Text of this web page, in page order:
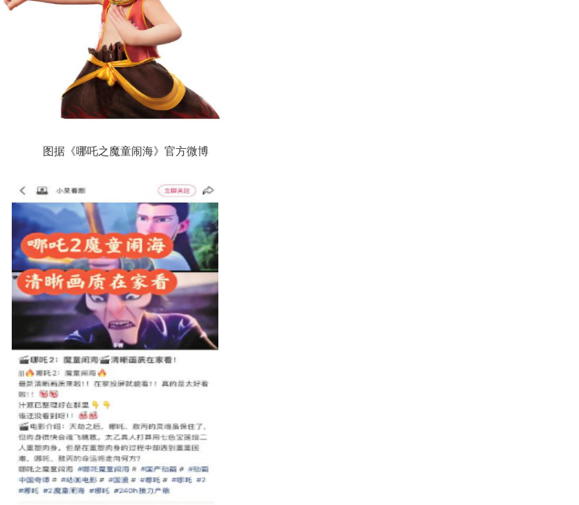
图据《哪吒之魔童闹海》官方微博